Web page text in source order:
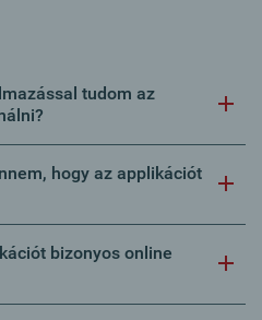
tudom az
hogy az applikációt
bizonyos online